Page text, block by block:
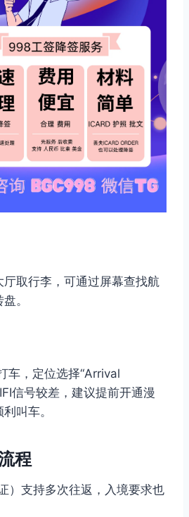
取行李，可通过屏幕查找航
。
车，定位选择“Arrival
信号较差，建议提前开通漫
叫车。
程
）支持多次往返，入境要求也